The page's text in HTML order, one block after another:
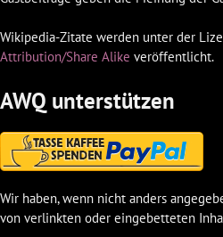
Wikipedia-Zitate werden unter der
Attribution/Share Alike veröffentlicht.
AWQ unterstützen
Wir haben, wenn nicht anders
von verlinkten oder eingebetteten